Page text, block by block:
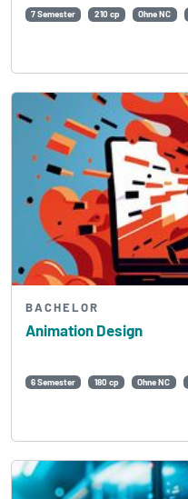
7 Semester 210 cp Ohne NC
Animation Design
BACHELOR
6 Semester 180 cp Ohne NC